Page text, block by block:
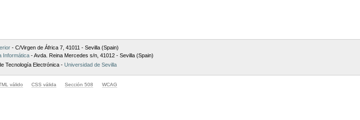
- C/Virgen de África 7, 41011 - Sevilla (Spain)
Informática- Avda. Reina Mercedes s/n, 41012 - Sevilla (Spain)
Tecnología Electrónica - Universidad de Sevilla
válido CSS válida Sección 508 WCAG